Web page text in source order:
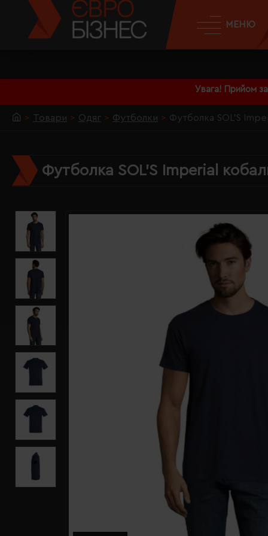
Увага! Прийом
МЕНЮ
Товари Одяг Футболки Футболка SOL'S
Футболка SOL'S Imperial